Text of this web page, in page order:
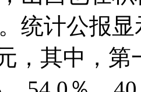
统计公报
，其中，